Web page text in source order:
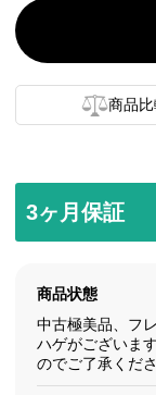
商品比
3ヶ月保証
商品状態
中古極美品、フ
ハゲがございま
のでご了承くださ